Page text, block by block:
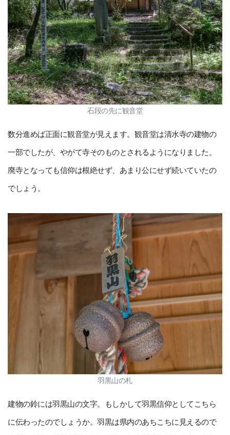
石段の先に観音堂
数分進めば正面に観音堂が見えます。観音堂は清水寺の建物の
一部でしたが、やがて寺そのものとされるようになりました。
廃寺となっても信仰は根絶せず、あまり公にせず続いていたの
でしょう。
羽黒山の札
建物の鈴には羽黒山の文字。もしかして羽黒信仰としてこちら
に伝わったのでしょうか。羽黒は県内のあちこちに見えるので